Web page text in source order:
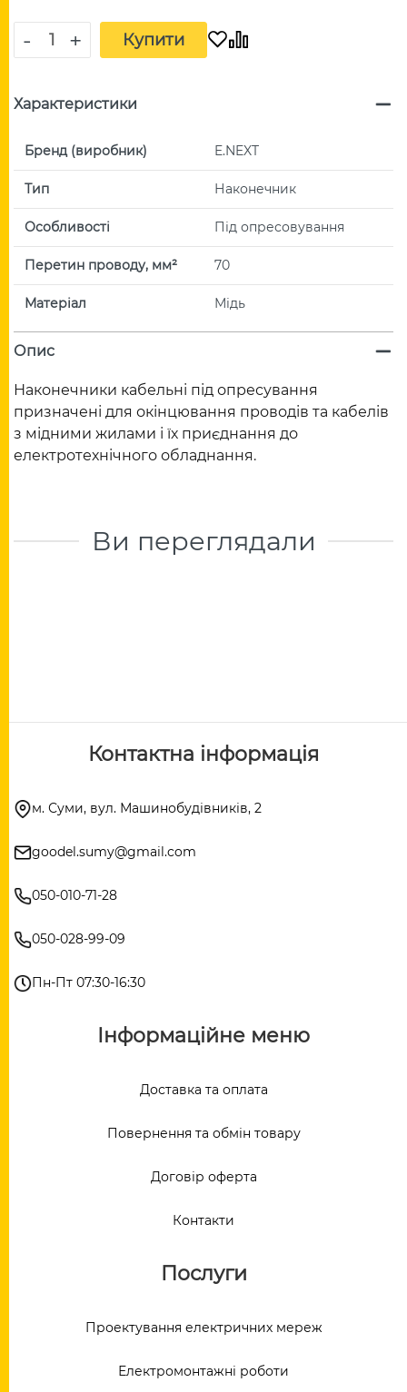
- + Купити
Характеристики
Бренд (виробник) E.NEXT
Тип Наконечник
Особливості Під опресовування
Перетин проводу, мм² 70
Матеріал Мідь
Опис
Наконечники кабельні під опресування
призначені для окінцювання проводів та кабелів
з мідними жилами і їх приєднання до
електротехнічного обладнання.
Ви переглядали
Контактна інформація
м. Суми, вул. Машинобудівників, 2
goodel.sumy@gmail.com
050-010-71-28
050-028-99-09
Пн-Пт 07:30-16:30
Інформаційне меню
Доставка та оплата
Повернення та обмін товару
Договір оферта
Контакти
Послуги
Проектування електричних мереж
Електромонтажні роботи